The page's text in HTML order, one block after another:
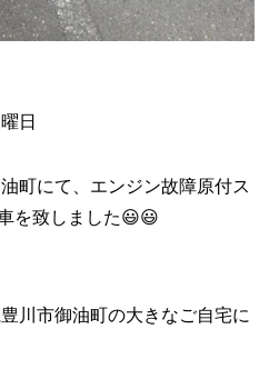
日
町にて、エンジン故障原付ス
を致しました😃😃
川市御油町の大きなご自宅に